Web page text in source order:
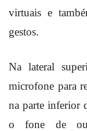
virtuais e
gestos.
Na lateral
microfone para
na parte inferior
o fone de